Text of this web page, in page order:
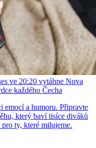
ve 20:20 vytáhne Nova
každého Čecha
emocí a humoru. Připravte
který baví tisíce diváků
ty, které milujeme.